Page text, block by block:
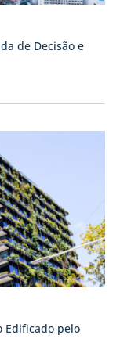
de Decisão e
Edificado pelo